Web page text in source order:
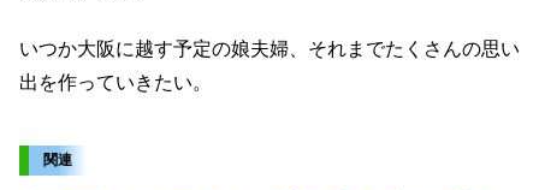
いつか大阪に越す予定の娘夫婦、それまでたくさんの思い
出を作っていきたい。
関連